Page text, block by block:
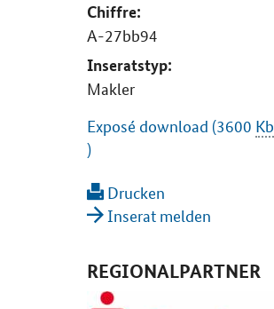
Chiffre:
A-27bb94
Inseratstyp:
Makler
Exposé download (3600 Kb
)
Drucken
Inserat melden
REGIONALPARTNER